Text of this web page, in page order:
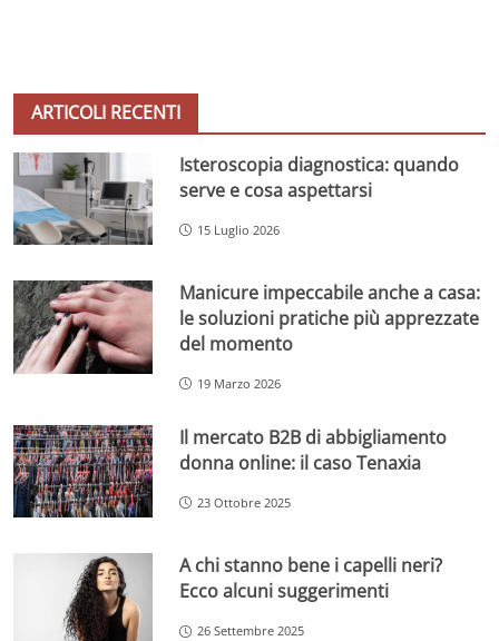
ARTICOLI RECENTI
Isteroscopia diagnostica: quando
serve e cosa aspettarsi
15 Luglio 2026
Manicure impeccabile anche a casa:
le soluzioni pratiche più apprezzate
del momento
19 Marzo 2026
Il mercato B2B di abbigliamento
donna online: il caso Tenaxia
23 Ottobre 2025
A chi stanno bene i capelli neri?
Ecco alcuni suggerimenti
26 Settembre 2025